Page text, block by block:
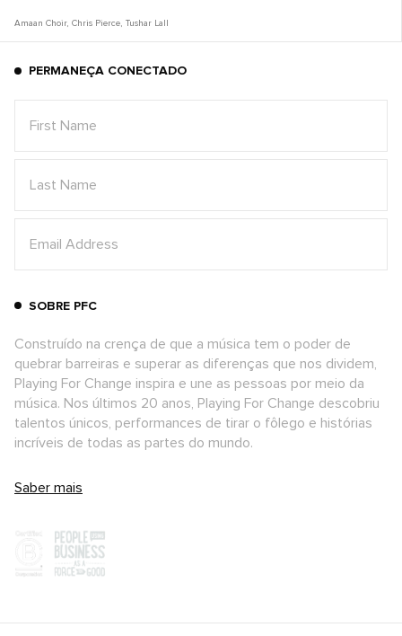
Amaan Choir, Chris Pierce, Tushar Lall
PERMANEÇA CONECTADO
SOBRE PFC
Construído na crença de que a música tem o poder de
quebrar barreiras e superar as diferenças que nos dividem,
Playing For Change inspira e une as pessoas por meio da
música. Nos últimos 20 anos, Playing For Change descobriu
talentos únicos, performances de tirar o fôlego e histórias
incríveis de todas as partes do mundo.
Saber mais